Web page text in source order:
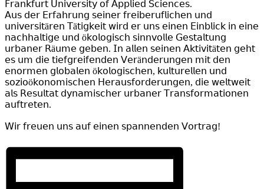
𝖥𝗋𝖺𝗇𝗄𝖿𝗎𝗋𝗍 𝖴𝗇𝗂𝗏𝖾𝗋𝗌𝗂𝗍𝗒 𝗈𝖿 𝖠𝗉𝗉𝗅𝗂𝖾𝖽 𝖲𝖼𝗂𝖾𝗇𝖼𝖾𝗌.
𝖠𝗎𝗌 𝖽𝖾𝗋 𝖤𝗋𝖿𝖺𝗁𝗋𝗎𝗇𝗀 𝗌𝖾𝗂𝗇𝖾𝗋 𝖿𝗋𝖾𝗂𝖻𝖾𝗋𝗎𝖿𝗅𝗂𝖼𝗁𝖾𝗇 𝗎𝗇𝖽
𝗎𝗇𝗂𝗏𝖾𝗋𝗌𝗂𝗍ä𝗋𝖾𝗇 𝖳ä𝗍𝗂𝗀𝗄𝖾𝗂𝗍 𝗐𝗂𝗋𝖽 𝖾𝗋 𝗎𝗇𝗌 𝖾𝗂𝗇𝖾𝗇 𝖤𝗂𝗇𝖻𝗅𝗂𝖼𝗄 𝗂𝗇 𝖾𝗂𝗇𝖾
𝗇𝖺𝖼𝗁𝗁𝖺𝗅𝗍𝗂𝗀𝖾 𝗎𝗇𝖽 ö𝗄𝗈𝗅𝗈𝗀𝗂𝗌𝖼𝗁 𝗌𝗂𝗇𝗇𝗏𝗈𝗅𝗅𝖾 𝖦𝖾𝗌𝗍𝖺𝗅𝗍𝗎𝗇𝗀
𝗎𝗋𝖻𝖺𝗇𝖾𝗋 𝖱ä𝗎𝗆𝖾 𝗀𝖾𝖻𝖾𝗇. 𝖨𝗇 𝖺𝗅𝗅𝖾𝗇 𝗌𝖾𝗂𝗇𝖾𝗇 𝖠𝗄𝗍𝗂𝗏𝗂𝗍ä𝗍𝖾𝗇 𝗀𝖾𝗁𝗍
𝖾𝗌 𝗎𝗆 𝖽𝗂𝖾 𝗍𝗂𝖾𝖿𝗀𝗋𝖾𝗂𝖿𝖾𝗇𝖽𝖾𝗇 𝖵𝖾𝗋ä𝗇𝖽𝖾𝗋𝗎𝗇𝗀𝖾𝗇 𝗆𝗂𝗍 𝖽𝖾𝗇
𝖾𝗇𝗈𝗋𝗆𝖾𝗇 𝗀𝗅𝗈𝖻𝖺𝗅𝖾𝗇 ö𝗄𝗈𝗅𝗈𝗀𝗂𝗌𝖼𝗁𝖾𝗇, 𝗄𝗎𝗅𝗍𝗎𝗋𝖾𝗅𝗅𝖾𝗇 𝗎𝗇𝖽
𝗌𝗈𝗓𝗂𝗈ö𝗄𝗈𝗇𝗈𝗆𝗂𝗌𝖼𝗁𝖾𝗇 𝖧𝖾𝗋𝖺𝗎𝗌𝖿𝗈𝗋𝖽𝖾𝗋𝗎𝗇𝗀𝖾𝗇, 𝖽𝗂𝖾 𝗐𝖾𝗅𝗍𝗐𝖾𝗂𝗍
𝖺𝗅𝗌 𝖱𝖾𝗌𝗎𝗅𝗍𝖺𝗍 𝖽𝗒𝗇𝖺𝗆𝗂𝗌𝖼𝗁𝖾𝗋 𝗎𝗋𝖻𝖺𝗇𝖾𝗋 𝖳𝗋𝖺𝗇𝗌𝖿𝗈𝗋𝗆𝖺𝗍𝗂𝗈𝗇𝖾𝗇
𝖺𝗎𝖿𝗍𝗋𝖾𝗍𝖾𝗇.
𝖶𝗂𝗋 𝖿𝗋𝖾𝗎𝖾𝗇 𝗎𝗇𝗌 𝖺𝗎𝖿 𝖾𝗂𝗇𝖾𝗇 𝗌𝗉𝖺𝗇𝗇𝖾𝗇𝖽𝖾𝗇 𝖵𝗈𝗋𝗍𝗋𝖺𝗀!